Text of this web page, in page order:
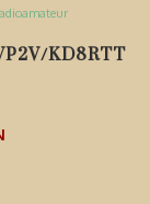
KD8RTT